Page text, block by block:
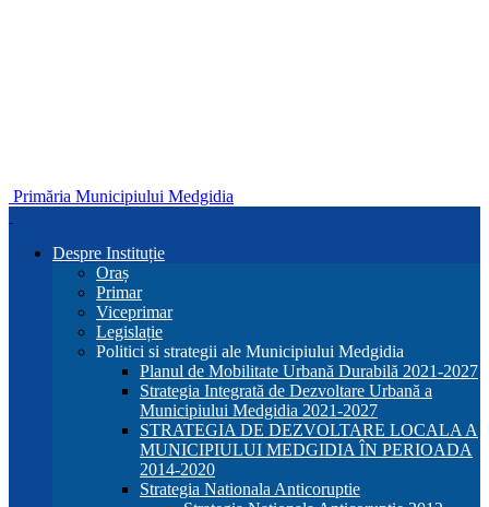
Primăria Municipiului Medgidia
Despre Instituție
Oraș
Primar
Viceprimar
Legislație
Politici si strategii ale Municipiului Medgidia
Planul de Mobilitate Urbană Durabilă 2021-2027
Strategia Integrată de Dezvoltare Urbană a
Municipiului Medgidia 2021-2027
STRATEGIA DE DEZVOLTARE LOCALA A
MUNICIPIULUI MEDGIDIA ÎN PERIOADA
2014-2020
Strategia Nationala Anticoruptie